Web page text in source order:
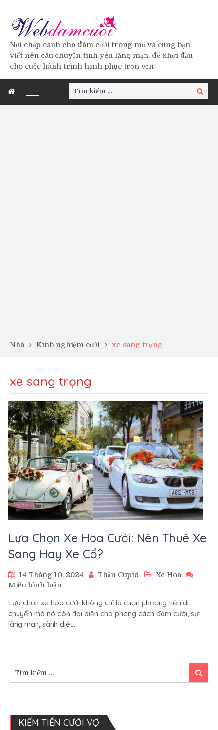
Nơi chấp cánh cho đám cưới trong mơ và cùng bạn
viết nên câu chuyện tình yêu lãng mạn, để khởi đầu
cho cuộc hành trình hạnh phục trọn vẹn
Tìm
kiếm:
Tìm
kiếm
Nhà Kinh nghiệm cưới xe sang trọng
xe sang trọng
Lựa Chọn Xe Hoa Cưới: Nên Thuê Xe
Sang Hay Xe Cổ?
14 Tháng 10, 2024 Thần Cupid
Xe Hoa
Miễn bình luận
Chọn
Xe
Hoa
Xe
Lựa chọn xe hoa cưới không chỉ là chọn phương tiện di
chuyển mà nó còn đại diện cho phong cách đám cưới, sự
lãng mạn, sành điệu.
kiếm:
Tìm
kiếm
KIẾM TIỀN CƯỚI VỢ